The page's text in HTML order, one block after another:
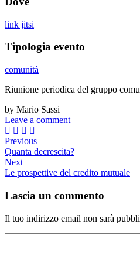
link jitsi
Tipologia evento
comunità
Riunione periodica del gruppo
by Mario Sassi
Leave a comment
Previous
Quanta decrescita?
Next
Le prospettive del credito mutuale
Lascia un commento
Il tuo indirizzo email non sarà